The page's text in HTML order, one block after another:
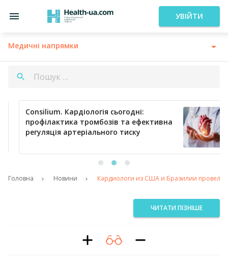
УВІЙТИ
Медичні напрямки
Consilium. Кардіологія сьогодні:
профілактика тромбозів та ефективна
регуляція артеріального тиску
Головна Новини Кардиологи из США и Бразилии провели
ЧИТАТИ ПІЗНІШЕ